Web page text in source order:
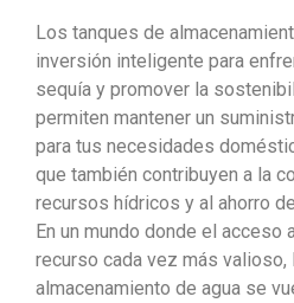
Los tanques de
inversión inteligente para
sequía y promover la
permiten mantener un
para tus necesidades
que también contribuyen a la
recursos hídricos y al ahorro
En un mundo donde el acceso
recurso cada vez más valioso,
almacenamiento de agua se